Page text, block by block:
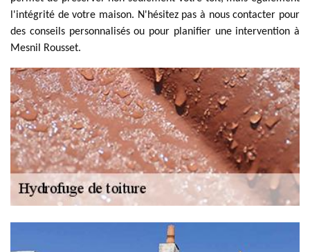
l'intégrité de votre maison. N'hésitez pas à nous contacter pour
des conseils personnalisés ou pour planifier une intervention à
Mesnil Rousset.